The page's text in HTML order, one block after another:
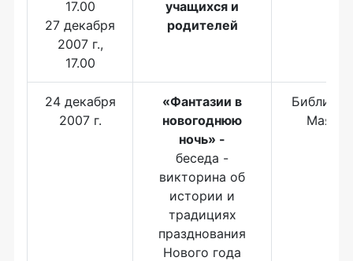
17.00
27 декабря
2007 г.,
17.00
учащихся и
родителей
24 декабря
2007 г.
«Фантазии в
новогоднюю
ночь» -
беседа -
викторина об
истории и
традициях
празднования
Нового года